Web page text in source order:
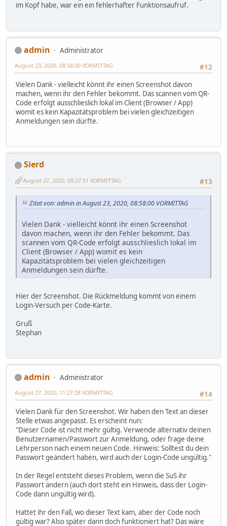
im Kopf habe, war ein ein fehlerhafter Funktionsaufruf.
admin
Administrator
#12
August 23, 2020, 08:58:00 VORMITTAG
Vielen Dank - vielleicht könnt ihr einen Screenshot davon
machen, wenn ihr den Fehler bekommt. Das scannen vom QR-
Code erfolgt ausschlieslich lokal im Client (Browser / App)
womit es kein Kapazitätsproblem bei vielen gleichzeitigen
Anmeldungen sein dürfte.
Sierd
#13
August 27, 2020, 09:27:51 VORMITTAG
Zitat von: admin in August 23, 2020, 08:58:00 VORMITTAG
Vielen Dank - vielleicht könnt ihr einen Screenshot
davon machen, wenn ihr den Fehler bekommt. Das
scannen vom QR-Code erfolgt ausschlieslich lokal im
Client (Browser / App) womit es kein
Kapazitätsproblem bei vielen gleichzeitigen
Anmeldungen sein dürfte.
Hier der Screenshot. Die Rückmeldung kommt von einem
Login-Versuch per Code-Karte.
Gruß
Stephan
admin
Administrator
#14
August 27, 2020, 11:27:28 VORMITTAG
Vielen Dank für den Screenshot. Wir haben den Text an dieser
Stelle etwas angepasst. Es erscheint nun:
"Dieser Code ist nicht mehr gültig. Verwende alternativ deinen
Benutzernamen/Passwort zur Anmeldung, oder frage deine
Lehrperson nach einem neuen Code. Hinweis: Solltest du dein
Passwort geändert haben, wird auch der Login-Code ungültig."
In der Regel entsteht dieses Problem, wenn die SuS ihr
Passwort ändern (auch dort steht ein Hinweis, dass der Login-
Code dann ungültig wird).
Hattet ihr den Fall, wo dieser Text kam, aber der Code noch
gültig war? Also später dann doch funktioniert hat? Das wäre